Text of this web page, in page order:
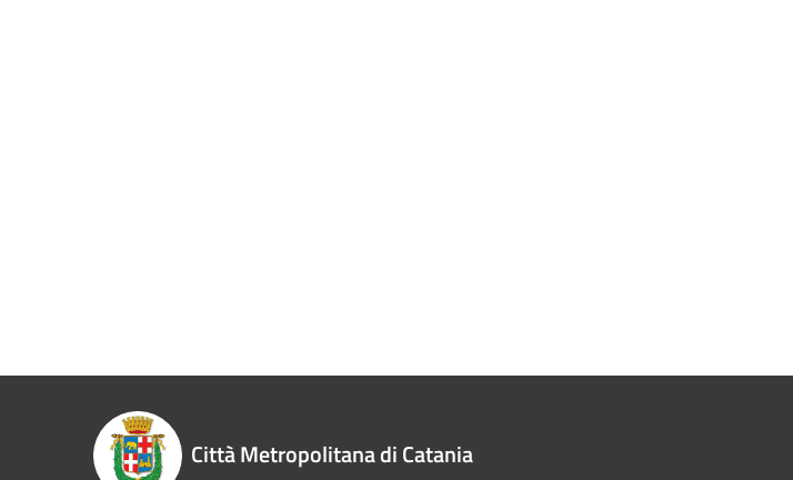
Città Metropolitana di Catania